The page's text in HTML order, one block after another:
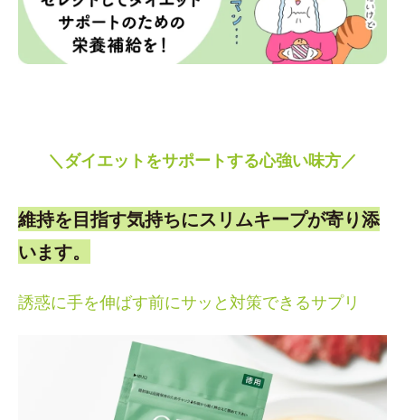
＼ダイエットをサポートする心強い味方／
維持を目指す気持ちにスリムキープが寄り添
います。
誘惑に手を伸ばす前にサッと対策できるサプリ